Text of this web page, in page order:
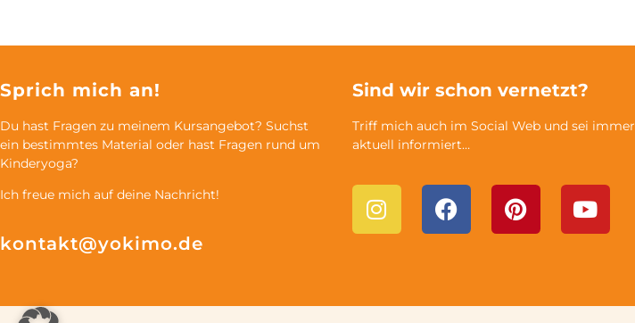
Sprich mich an!
Du hast Fragen zu meinem Kursangebot? Suchst
ein bestimmtes Material oder hast Fragen rund um
Kinderyoga?
Ich freue mich auf deine Nachricht!
kontakt@yokimo.de
Sind wir schon vernetzt?
Triff mich auch im Social Web und sei immer
aktuell informiert…